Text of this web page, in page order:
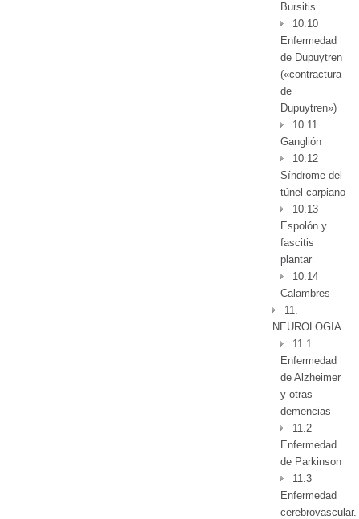
Bursitis
10.10
Enfermedad
de Dupuytren
(«contractura
de
Dupuytren»)
10.11
Ganglión
10.12
Síndrome del
túnel carpiano
10.13
Espolón y
fascitis
plantar
10.14
Calambres
11.
NEUROLOGIA
11.1
Enfermedad
de Alzheimer
y otras
demencias
11.2
Enfermedad
de Parkinson
11.3
Enfermedad
cerebrovascular.